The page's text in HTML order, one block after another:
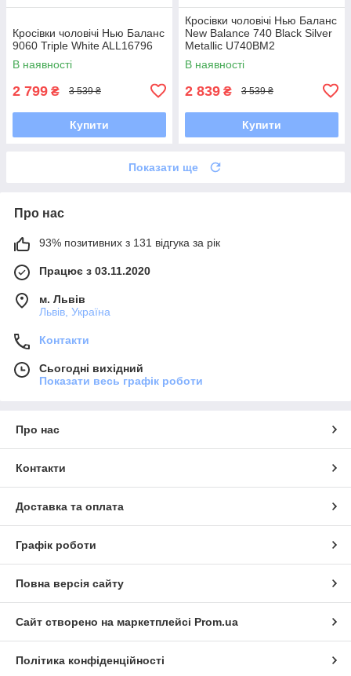
Кросівки чоловічі Нью Баланс
9060 Triple White ALL16796
В наявності
2 799 ₴ 3 539 ₴
Купити
Кросівки чоловічі Нью Баланс
New Balance 740 Black Silver
Metallic U740BM2
В наявності
2 839 ₴ 3 539 ₴
Купити
Показати ще
Про нас
93% позитивних з 131 відгука за рік
Працює з 03.11.2020
м. Львів
Львів, Україна
Контакти
Сьогодні вихідний
Показати весь графік роботи
Про нас
Контакти
Доставка та оплата
Графік роботи
Повна версія сайту
Сайт створено на маркетплейсі Prom.ua
Політика конфіденційності